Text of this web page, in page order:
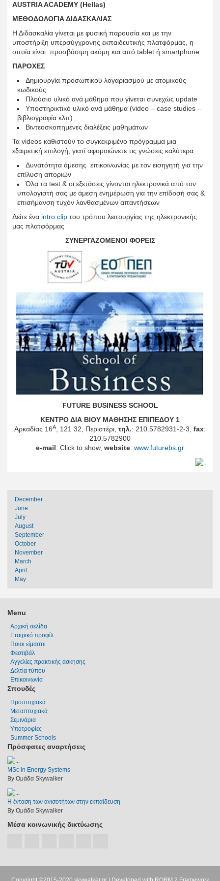
AUSTRIA ACADEMY (Hellas)
ΜΕΘΟΔΟΛΟΓΙΑ ΔΙΔΑΣΚΑΛΙΑΣ
Η Διδασκαλία γίνεται με φυσική παρουσία και με την
υποστήριξη υπερσύγχρονης εκπαιδευτικής πλατφόρμας, η
οποία είναι προσβάσιμη ακόμη και από tablet ή smartphone
ΠΑΡΟΧΕΣ
Δημιουργία προσωπικού λογαριασμού με ατομικούς
κωδικούς
Πλούσιο υλικό ανά μάθημα που γίνεται συνεχώς update
Υποστηρικτικό υλικό ανά μάθημα (video – case studies –
βιβλιογραφία κλπ)
Βιντεοσκοπημένες διαλέξεις μαθημάτων
Τα videos καθιστούν το συγκεκριμένο πρόγραμμα μια
εξαιρετική επιλογή, γιατί αφομοιώνετε τις γνώσεις καλύτερα
Δυνατότητα άμεσης επικοινωνίας με τον εισηγητή για την
επίλυση αποριών
Όλα τα test & οι εξετάσεις γίνονται ηλεκτρονικά από τον
υπολογιστή σας με άμεση ενημέρωση για την επίδοσή σας &
επισήμανση τυχόν λανθασμένων απαντήσεων
Δείτε ένα intro clip του τρόπου λειτουργίας της ηλεκτρονικής
μας πλατφόρμας
ΣΥΝΕΡΓΑΖΟΜΕΝΟΙ ΦΟΡΕΙΣ
FUTURE BUSINESS SCHOOL
ΚΕΝΤΡΟ ΔΙΑ ΒΙΟΥ ΜΑΘΗΣΗΣ ΕΠΙΠΕΔΟΥ 1
Αρκαδίας 16Α, 121 32, Περιστέρι, τηλ.: 210.5782931-2-3, fax:
210.5782900
e-mail: Click to show, website: www.futurebs.gr
December
June
July
August
September
October
November
March
April
May
Menu
Αρχική σελίδα
Εταιρικό προφίλ
Ποιοι είμαστε
Φεστιβάλ
Αγγελίες πρακτικής άσκησης
Δελτία τύπου
Επικοινωνία
Σπουδές
Προπτυχιακά
Μεταπτυχιακά
Σεμινάρια
Υποτροφίες
Summer Schools
Πρόσφατες αναρτήσεις
MSc in Energy Systems
By Ομάδα Skywalker
Η ένταση των ανισοτήτων στην εκπαίδευση
By Ομάδα Skywalker
Μέσα κοινωνικής δικτύωσης